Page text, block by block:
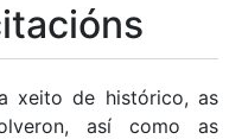
xeito de histórico, as
así como as